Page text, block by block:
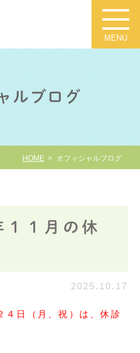
ルブログ
HOME オフィシャルブログ
１月の休
2025.10.17
４日（月、祝） は、休診